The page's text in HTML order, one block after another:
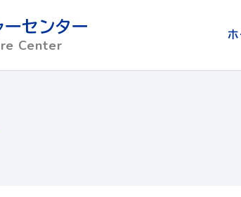
センター
Center